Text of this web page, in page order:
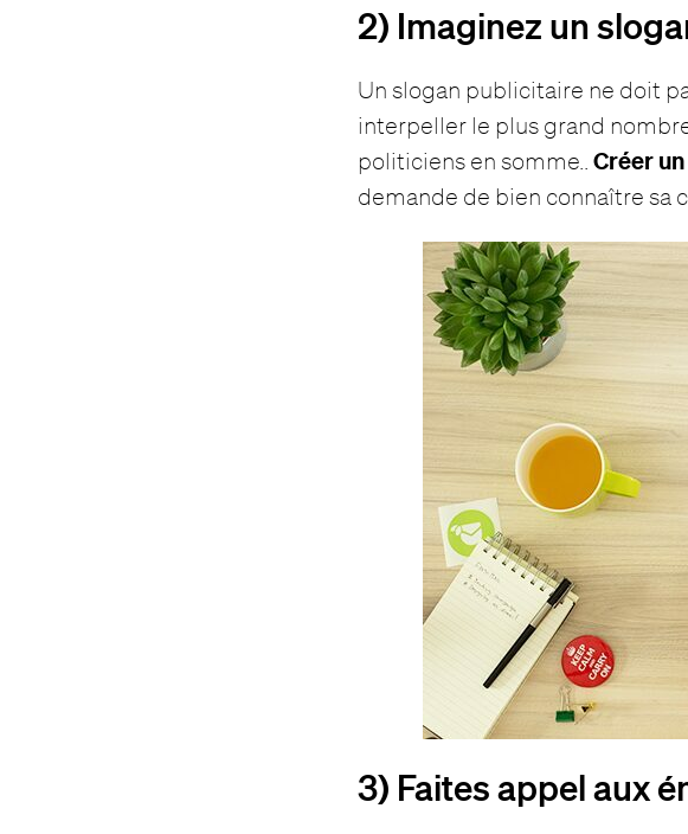
2) Imaginez un
Un slogan publicitaire ne doit
interpeller le plus grand
politiciens en somme..Créer un
demande de bien connaître sa
3) Faites appel aux